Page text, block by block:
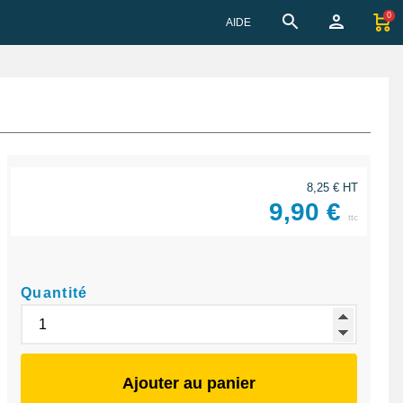
AIDE
0
8,25 € HT
9,90 € ttc
Quantité
Ajouter au panier